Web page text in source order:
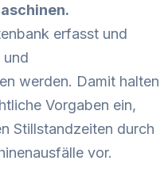
erfasst und
und
werden. Damit halten
Vorgaben ein,
Stillstandzeiten durch
vor.